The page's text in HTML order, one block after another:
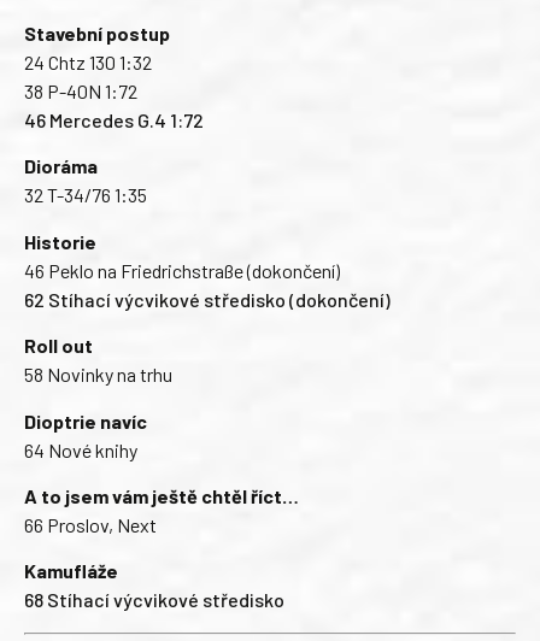
Stavební postup
24 Chtz 130 1:32
38 P-40N 1:72
46 Mercedes G.4 1:72
Dioráma
32 T-34/76 1:35
Historie
46 Peklo na Friedrichstraße (dokončení)
62 Stíhací výcvikové středisko (dokončení)
Roll out
58 Novinky na trhu
Dioptrie navíc
64 Nové knihy
A to jsem vám ještě chtěl říct…
66 Proslov, Next
Kamufláže
68 Stíhací výcvikové středisko